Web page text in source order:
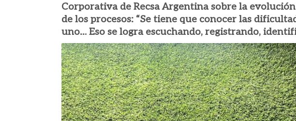
Corporativa de Recsa Argentina sobre la
de los procesos: “Se tiene que conocer las
uno… Eso se logra escuchando, registrando,